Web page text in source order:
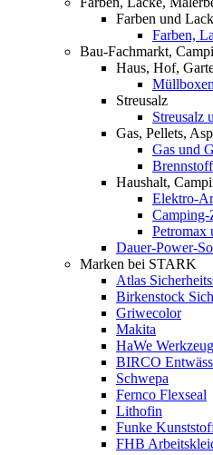
Farben und
Farben,
Bau-Fachmarkt,
Haus, Hof,
Streusalz
Streusalz
Gas, Pellets,
Gas und
Haushalt,
Elektro-
Camping-
Petromax
Dauer-Power-
Marken bei STARK
Atlas
Birkenstock
Griwecolor
Makita
HaWe
BIRCO
Schwepa
Fernco Flexseal
Lithofin
Funke
FHB